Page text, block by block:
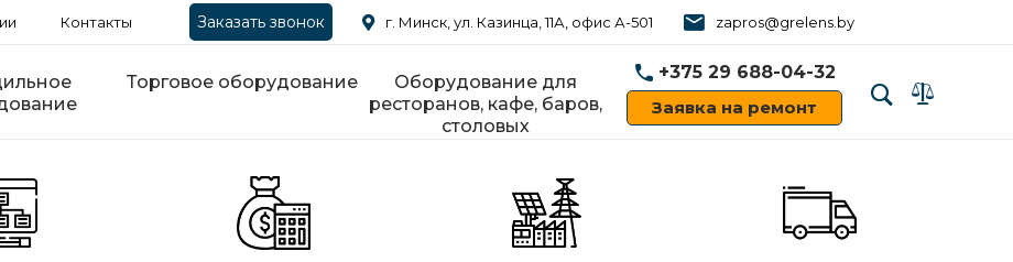
Контакты Заказать звонок г. Минск, ул. Казинца, 11А, офис А-501 zapros@grelens.by
Торговое оборудование
Оборудование для
ресторанов, кафе, баров,
столовых
+375 29 688-04-32
Заявка на ремонт